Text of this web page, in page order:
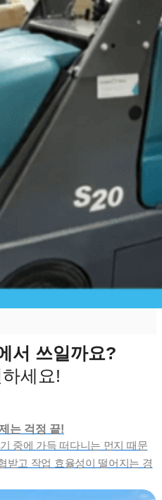
서 쓰일까요?
세요!
는 걱정 끝!
중에 가득 떠다니는 먼지 때문
받고 작업 효율성이 떨어지는 경